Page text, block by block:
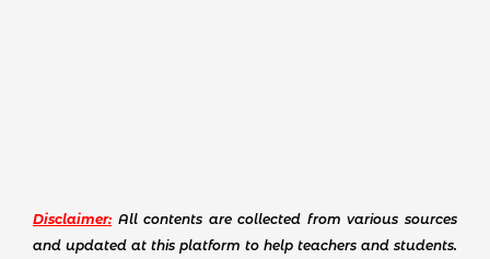
Disclaimer: All contents are collected from various sources
and updated at this platform to help teachers and students.